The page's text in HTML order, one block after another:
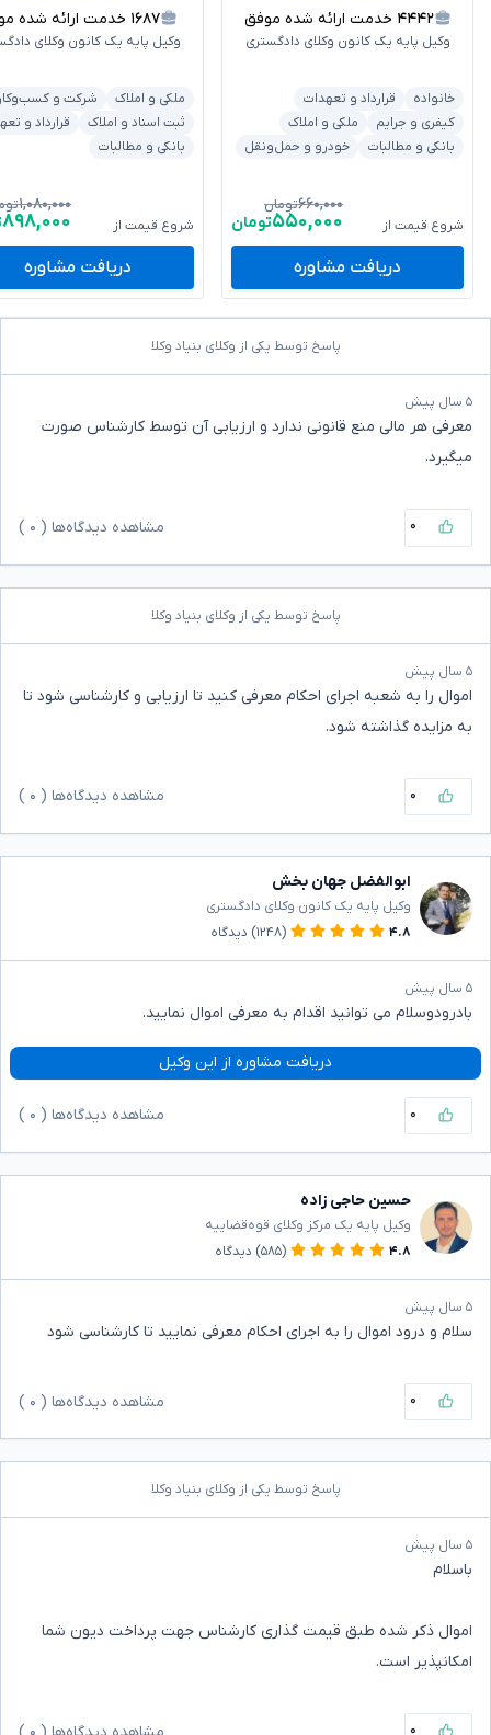
۴۴۴۲ خدمت ارائه شده موفق
وکیل پایه یک کانون وکلای دادگستری
خانواده
قرارداد و تعهدات
کیفری و جرایم
ملکی و املاک
بانکی و مطالبات
خودرو و حمل‌ونقل
شروع قیمت از
۶۶۰,۰۰۰تومان
۵۵۰,۰۰۰تومان
دریافت مشاوره
۱۶۸۷ خدمت ارائه شده موفق
وکیل پایه یک کانون وکلای
ملکی و املاک
شرکت و
ثبت اسناد و املاک
قرارداد و
بانکی و مطالبات
شروع قیمت از
۱,۰۸۰,۰۰۰
۸۹۸,۰۰۰
دریافت مشاوره
پاسخ توسط یکی از وکلای بنیاد وکلا
۵ سال پیش
معرفی هر مالی منع قانونی ندارد و ارزیابی آن توسط کارشناس صورت
میگیرد.
۰ مشاهده دیدگاه‌ها ( ۰
پاسخ توسط یکی از وکلای بنیاد وکلا
۵ سال پیش
اموال را به شعبه اجرای احکام معرفی کنید تا ارزیابی و کارشناسی شود تا
به مزایده گذاشته شود.
۰ مشاهده دیدگاه‌ها ( ۰
ابوالفضل جهان بخش
وکیل پایه یک کانون وکلای دادگستری
۴.۸
(۱۲۴۸) دیدگاه
۵ سال پیش
بادرودوسلام می توانید اقدام به معرفی اموال نمایید.
دریافت مشاوره از این وکیل
۰ مشاهده دیدگاه‌ها ( ۰
حسین حاجی زاده
وکیل پایه یک مرکز وکلای قوه‌قضاییه
۴.۸
(۵۸۵) دیدگاه
۵ سال پیش
سلام و درود اموال را به اجرای احکام معرفی نمایید تا کارشناسی شود
۰ مشاهده دیدگاه‌ها ( ۰
پاسخ توسط یکی از وکلای بنیاد وکلا
۵ سال پیش
باسلام
اموال ذکر شده طبق قیمت گذاری کارشناس جهت پرداخت دیون شما
امکانپذیر است.
۰